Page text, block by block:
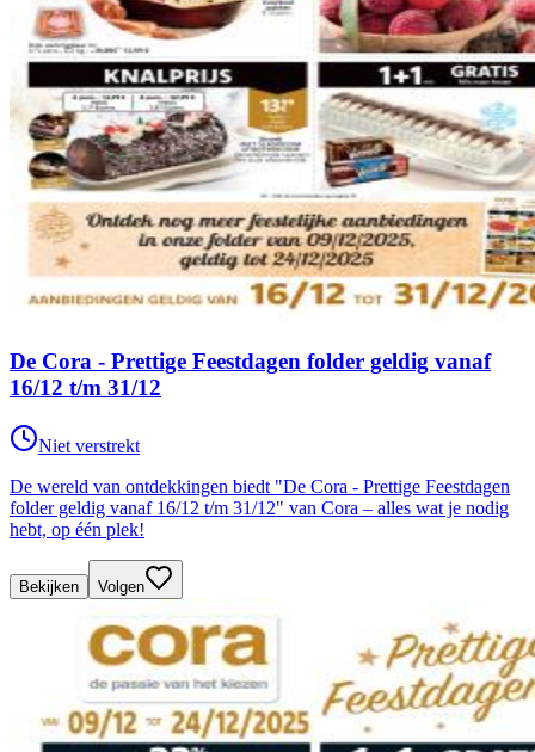
De Cora - Prettige Feestdagen folder geldig vanaf
16/12 t/m 31/12
Niet verstrekt
De wereld van ontdekkingen biedt "De Cora - Prettige Feestdagen
folder geldig vanaf 16/12 t/m 31/12" van Cora – alles wat je nodig
hebt, op één plek!
Bekijken Volgen